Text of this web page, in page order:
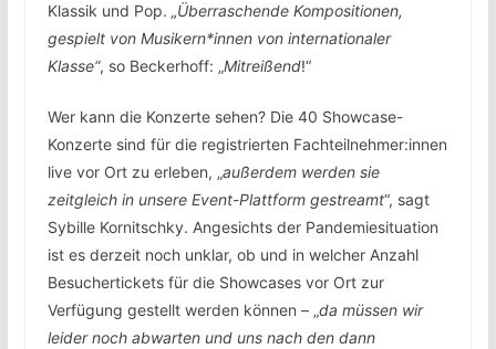
Klassik und Pop. „Überraschende Kompositionen,
gespielt von Musikern*innen von internationaler
Klasse“, so Beckerhoff: „Mitreißend!“
Wer kann die Konzerte sehen? Die 40 Showcase-
Konzerte sind für die registrierten Fachteilnehmer:innen
live vor Ort zu erleben, „außerdem werden sie
zeitgleich in unsere Event-Plattform gestreamt“, sagt
Sybille Kornitschky. Angesichts der Pandemiesituation
ist es derzeit noch unklar, ob und in welcher Anzahl
Besuchertickets für die Showcases vor Ort zur
Verfügung gestellt werden können – „da müssen wir
leider noch abwarten und uns nach den dann